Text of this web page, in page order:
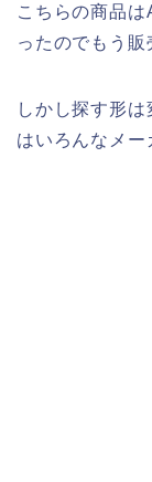
こちらの商品
ったのでもう販
しかし探す形
はいろんなメー